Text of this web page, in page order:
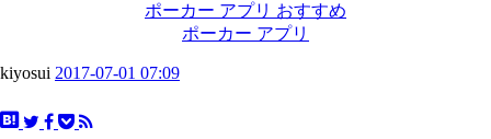
ポーカー アプリ おすすめ
ポーカー アプリ
kiyosui 2017-07-01 07:09